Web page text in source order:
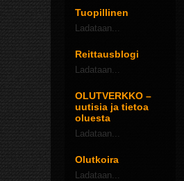
Tuopillinen
Ladataan...
Reittausblogi
Ladataan...
OLUTVERKKO –
uutisia ja tietoa
oluesta
Ladataan...
Olutkoira
Ladataan...